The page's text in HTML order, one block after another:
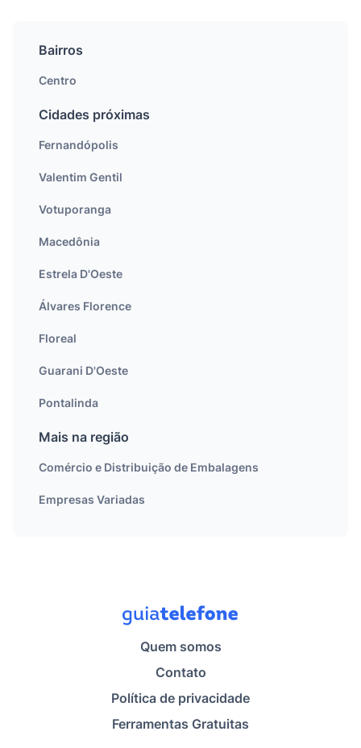
Bairros
Centro
Cidades próximas
Fernandópolis
Valentim Gentil
Votuporanga
Macedônia
Estrela D'Oeste
Álvares Florence
Floreal
Guarani D'Oeste
Pontalinda
Mais na região
Comércio e Distribuição de Embalagens
Empresas Variadas
Quem somos
Contato
Política de privacidade
Ferramentas Gratuitas